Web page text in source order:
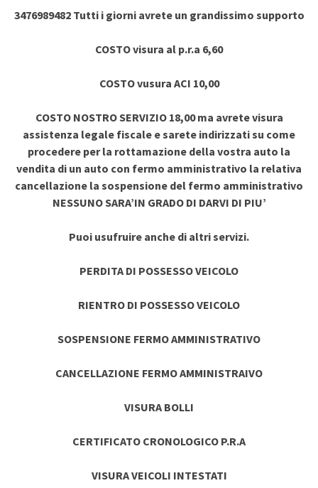
3476989482 Tutti i giorni avrete un grandissimo supporto
COSTO visura al p.r.a 6,60
COSTO vusura ACI 10,00
COSTO NOSTRO SERVIZIO 18,00 ma avrete visura
assistenza legale fiscale e sarete indirizzati su come
procedere per la rottamazione della vostra auto la
vendita di un auto con fermo amministrativo la relativa
cancellazione la sospensione del fermo amministrativo
NESSUNO SARA’IN GRADO DI DARVI DI PIU’
Puoi usufruire anche di altri servizi.
PERDITA DI POSSESSO VEICOLO
RIENTRO DI POSSESSO VEICOLO
SOSPENSIONE FERMO AMMINISTRATIVO
CANCELLAZIONE FERMO AMMINISTRAIVO
VISURA BOLLI
CERTIFICATO CRONOLOGICO P.R.A
VISURA VEICOLI INTESTATI